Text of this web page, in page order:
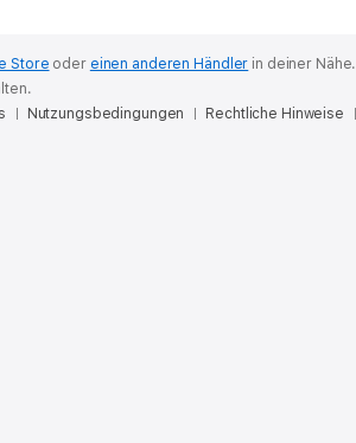
Store oder einen anderen Händler in deiner Nähe.
Nutzungsbedingungen Rechtliche Hinweise